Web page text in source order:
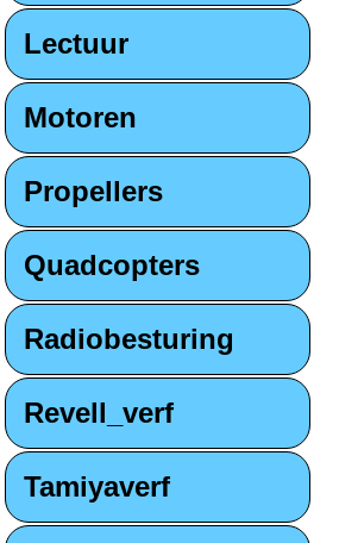
Lectuur
Motoren
Propellers
Quadcopters
Radiobesturing
Revell_verf
Tamiyaverf